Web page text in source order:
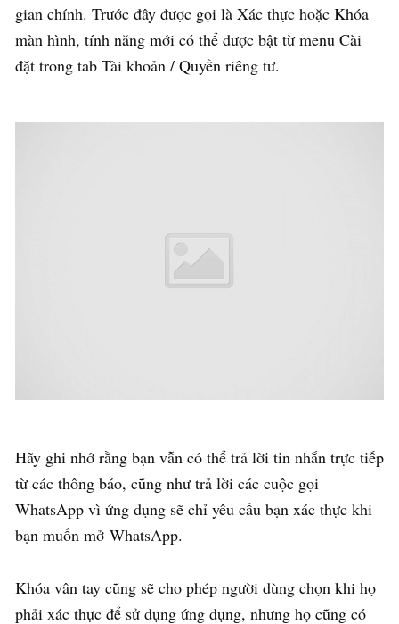
gian chính. Trước đây được gọi là Xác thực hoặc Khóa
màn hình, tính năng mới có thể được bật từ menu Cài
đặt trong tab Tài khoản / Quyền riêng tư.
Hãy ghi nhớ rằng bạn vẫn có thể trả lời tin nhắn trực tiếp
từ các thông báo, cũng như trả lời các cuộc gọi
WhatsApp vì ứng dụng sẽ chỉ yêu cầu bạn xác thực khi
bạn muốn mở WhatsApp.
Khóa vân tay cũng sẽ cho phép người dùng chọn khi họ
phải xác thực để sử dụng ứng dụng, nhưng họ cũng có